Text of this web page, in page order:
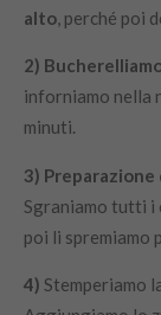
alto, perché poi
2)
inforniamo nella
minuti.
3) Preparazione
Sgraniamo tutti i
poi li spremiamo
4) Stemperiamo